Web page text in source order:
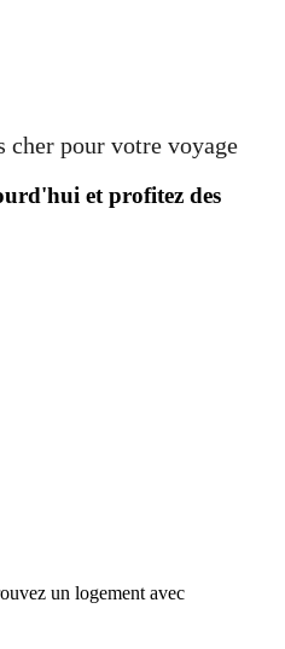
pour votre voyage
et profitez des
un logement avec